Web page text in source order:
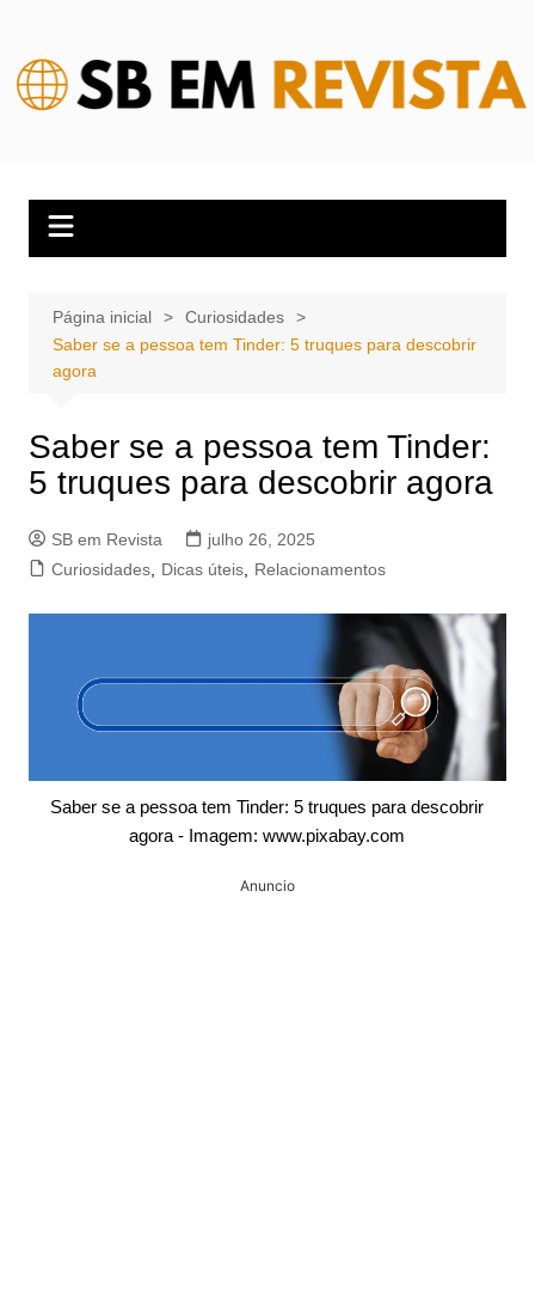
conteúdo
Página inicial
Curiosidades
Saber se a pessoa tem Tinder: 5 truques para descobrir
agora
Saber se a pessoa tem Tinder:
5 truques para descobrir agora
SB em Revista
julho 26, 2025
Curiosidades, Dicas úteis, Relacionamentos
Saber se a pessoa tem Tinder: 5 truques para descobrir
agora - Imagem: www.pixabay.com
Anuncio